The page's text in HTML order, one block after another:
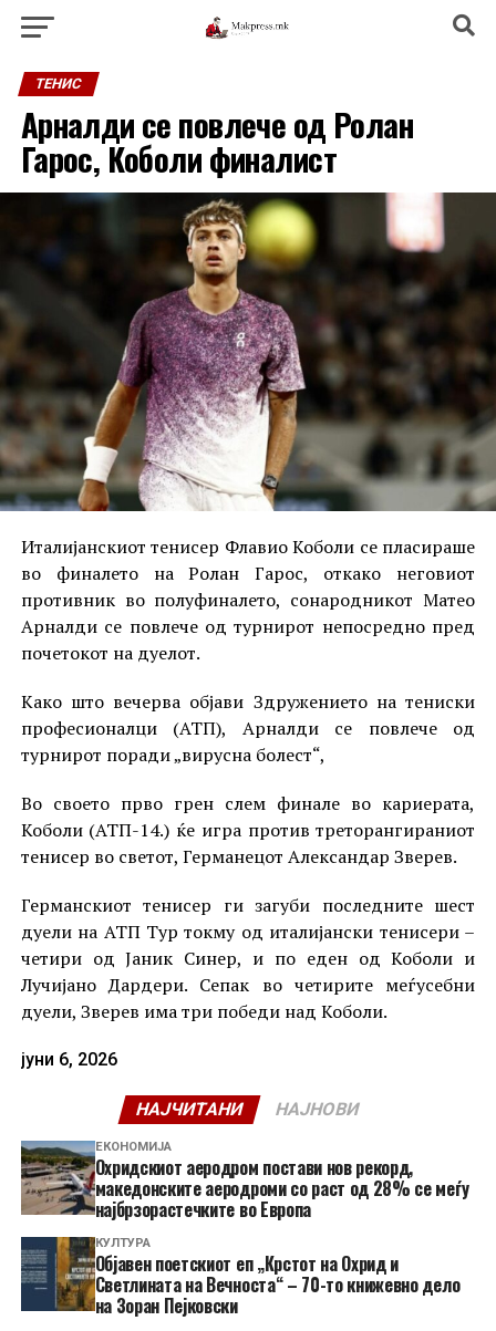
ТЕНИС
Арналди се повлече од Ролан
Гарос, Коболи финалист
Италијанскиот тенисер Флавио Коболи се пласираше
во финалето на Ролан Гарос, откако неговиот
противник во полуфиналето, сонародникот Матео
Арналди се повлече од турнирот непосредно пред
почетокот на дуелот.
Како што вечерва објави Здружението на тениски
професионалци (АТП), Арналди се повлече од
турнирот поради „вирусна болест“,
Во своето прво грен слем финале во кариерата,
Коболи (АТП-14.) ќе игра против треторангираниот
тенисер во светот, Германецот Александар Зверев.
Германскиот тенисер ги загуби последните шест
дуели на АТП Тур токму од италијански тенисери –
четири од Јаник Синер, и по еден од Коболи и
Лучијано Дардери. Сепак во четирите меѓусебни
дуели, Зверев има три победи над Коболи.
јуни 6, 2026
НАЈЧИТАНИ НАЈНОВИ
ЕКОНОМИЈА
Охридскиот аеродром постави нов рекорд,
македонските аеродроми со раст од 28% се меѓу
најбрзорастечките во Европа
КУЛТУРА
Објавен поетскиот еп „Крстот на Охрид и
Светлината на Вечноста“ – 70-то книжевно дело
на Зоран Пејковски